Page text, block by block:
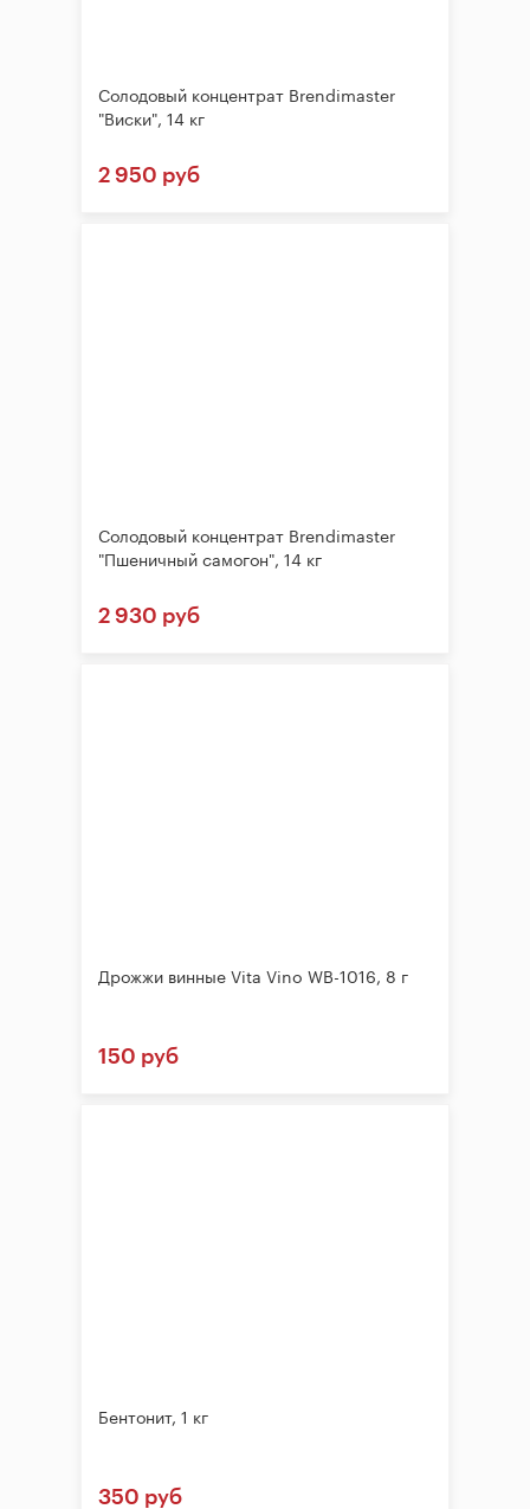
Солодовый концентрат Brendimaster
"Виски", 14 кг
2 950 руб
Солодовый концентрат Brendimaster
"Пшеничный самогон", 14 кг
2 930 руб
Дрожжи винные Vita Vino WB-1016, 8 г
150 руб
Бентонит, 1 кг
350 руб